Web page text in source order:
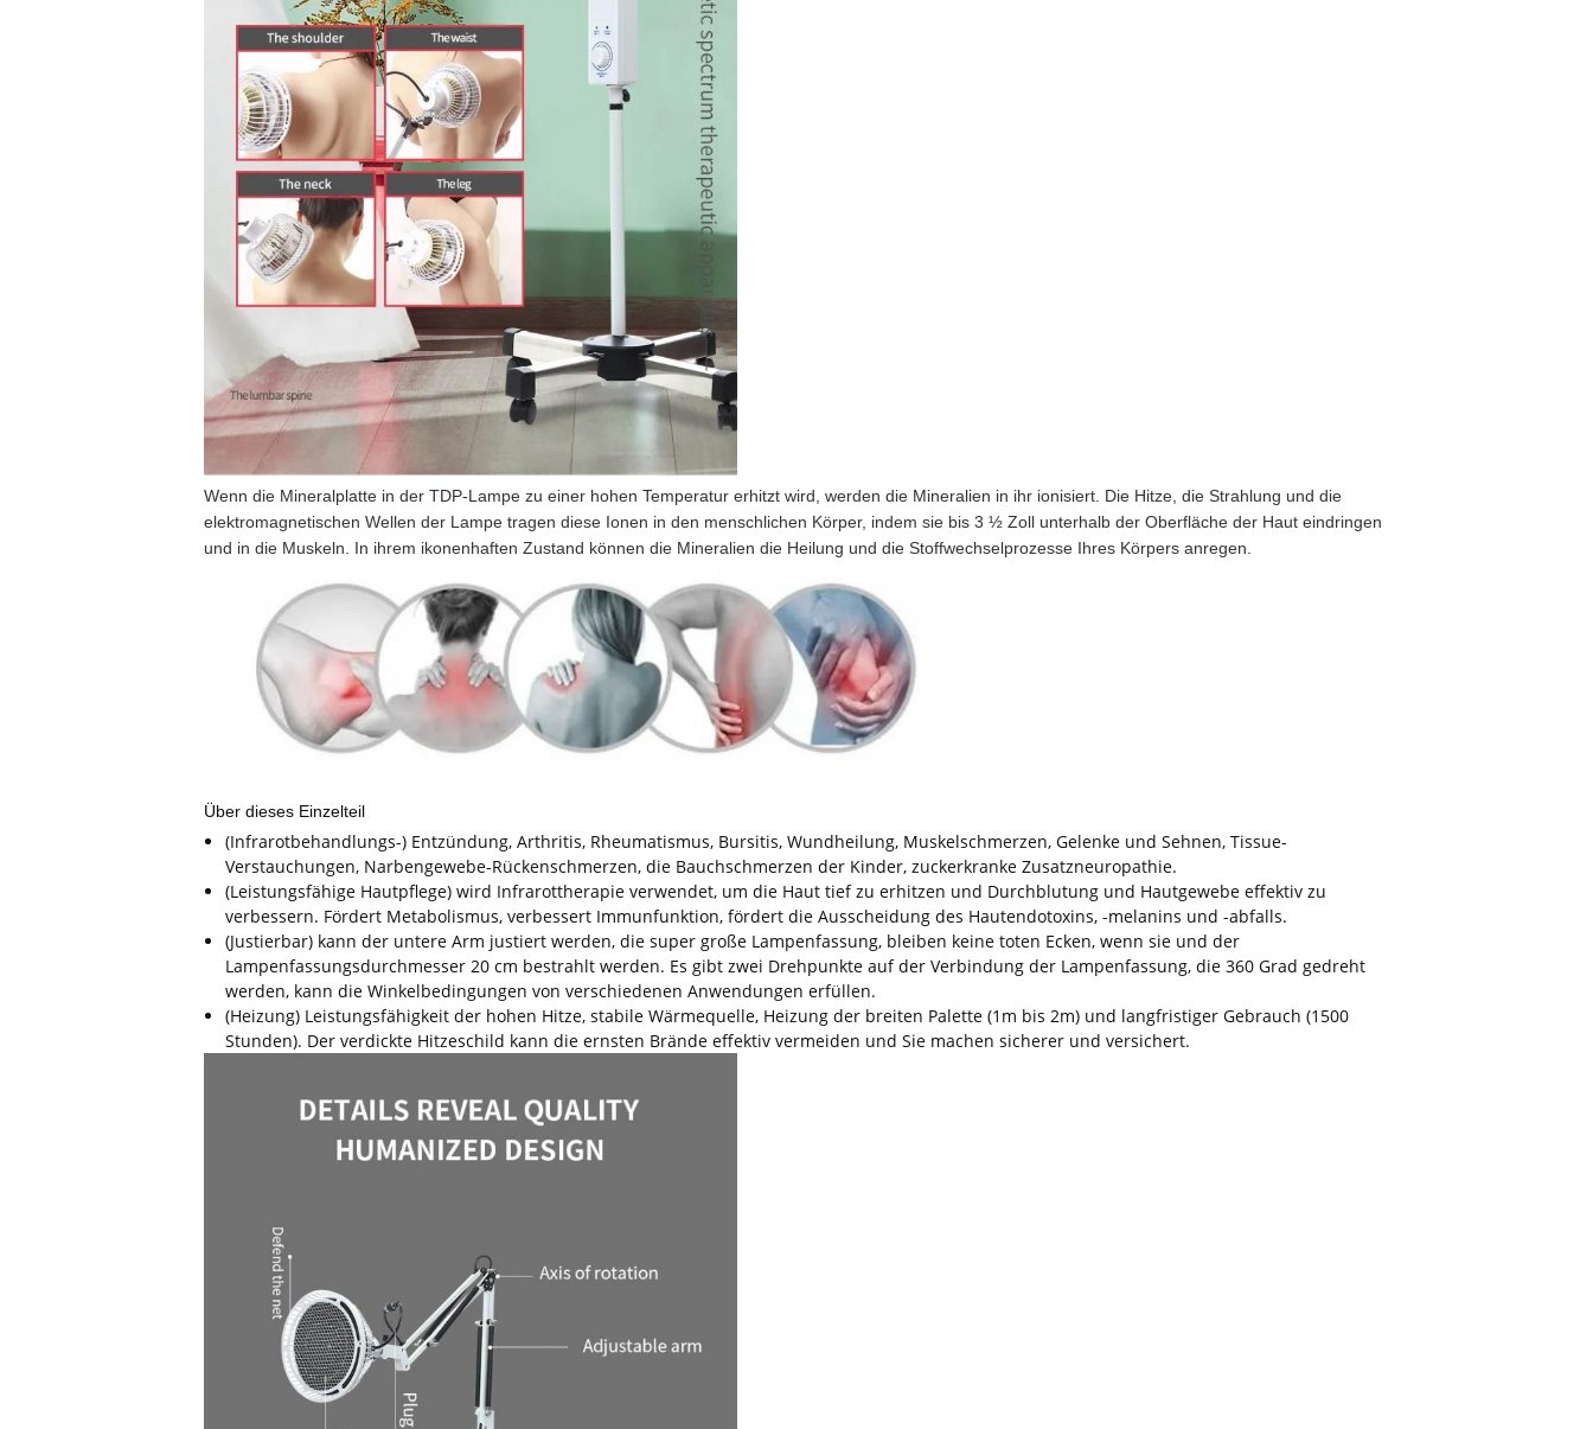
Wenn die Mineralplatte in der TDP-Lampe zu einer hohen Temperatur erhitzt wird, werden die Mineralien in ihr ionisiert. Die Hitze, die Strahlung und die
elektromagnetischen Wellen der Lampe tragen diese Ionen in den menschlichen Körper, indem sie bis 3 ½ Zoll unterhalb der Oberfläche der Haut eindringen
und in die Muskeln. In ihrem ikonenhaften Zustand können die Mineralien die Heilung und die Stoffwechselprozesse Ihres Körpers anregen.
Über dieses Einzelteil
(Infrarotbehandlungs-) Entzündung, Arthritis, Rheumatismus, Bursitis, Wundheilung, Muskelschmerzen, Gelenke und Sehnen, Tissue-
Verstauchungen, Narbengewebe-Rückenschmerzen, die Bauchschmerzen der Kinder, zuckerkranke Zusatzneuropathie.
(Leistungsfähige Hautpflege) wird Infrarottherapie verwendet, um die Haut tief zu erhitzen und Durchblutung und Hautgewebe effektiv zu
verbessern. Fördert Metabolismus, verbessert Immunfunktion, fördert die Ausscheidung des Hautendotoxins, -melanins und -abfalls.
(Justierbar) kann der untere Arm justiert werden, die super große Lampenfassung, bleiben keine toten Ecken, wenn sie und der
Lampenfassungsdurchmesser 20 cm bestrahlt werden. Es gibt zwei Drehpunkte auf der Verbindung der Lampenfassung, die 360 Grad gedreht
werden, kann die Winkelbedingungen von verschiedenen Anwendungen erfüllen.
(Heizung) Leistungsfähigkeit der hohen Hitze, stabile Wärmequelle, Heizung der breiten Palette (1m bis 2m) und langfristiger Gebrauch (1500
Stunden). Der verdickte Hitzeschild kann die ernsten Brände effektiv vermeiden und Sie machen sicherer und versichert.